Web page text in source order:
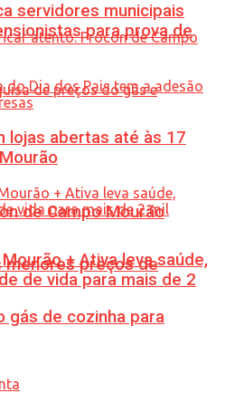
de Campo Mourão
menores preços de
gás de cozinha para
servidores municipais
para prova de
lojas abertas até às 17
+ Ativa leva saúde,
de vida para mais de 2